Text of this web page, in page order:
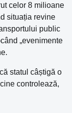
celor 8 milioane
situația revine
public
„evenimente
statul câștigă o
controlează,